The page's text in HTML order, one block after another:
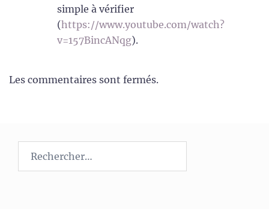
simple à vérifier
(https://www.youtube.com/watch?
v=157BincANqg).
Les commentaires sont fermés.